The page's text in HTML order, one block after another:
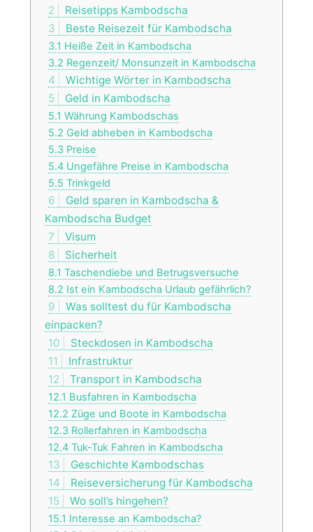
2
Reisetipps Kambodscha
3
Beste Reisezeit für Kambodscha
3.1 Heiße Zeit in Kambodscha
3.2 Regenzeit/ Monsunzeit in Kambodscha
4
Wichtige Wörter in Kambodscha
5
Geld in Kambodscha
5.1 Währung Kambodschas
5.2 Geld abheben in Kambodscha
5.3 Preise
5.4 Ungefähre Preise in Kambodscha
5.5 Trinkgeld
6
Geld sparen in Kambodscha &
Kambodscha Budget
7
Visum
8
Sicherheit
8.1 Taschendiebe und Betrugsversuche
8.2 Ist ein Kambodscha Urlaub gefährlich?
9
Was solltest du für Kambodscha
einpacken?
10
Steckdosen in Kambodscha
11
Infrastruktur
12
Transport in Kambodscha
12.1 Busfahren in Kambodscha
12.2 Züge und Boote in Kambodscha
12.3 Rollerfahren in Kambodscha
12.4 Tuk-Tuk Fahren in Kambodscha
13
Geschichte Kambodschas
14
Reiseversicherung für Kambodscha
15
Wo soll’s hingehen?
15.1 Interesse an Kambodscha?